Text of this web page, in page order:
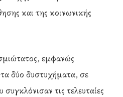
και της κοινωνικής
εμφανώς
δύο δυστυχήματα, σε
τις τελευταίες